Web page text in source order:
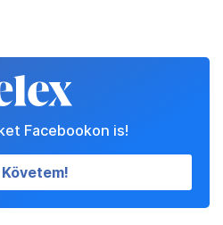
Facebookon is!
Követem!